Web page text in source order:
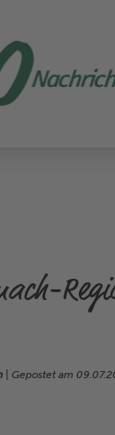
| Gepostet am